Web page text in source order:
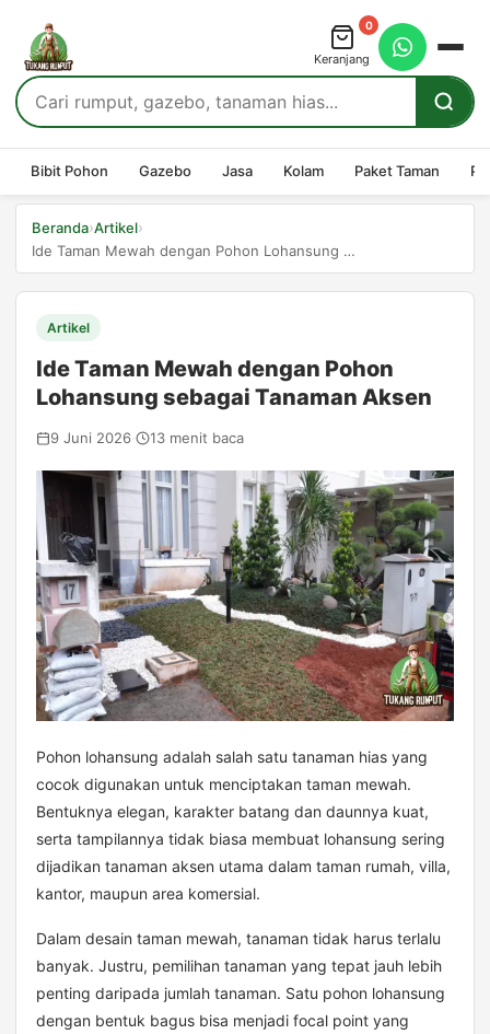
0
Keranjang
Bibit Pohon Gazebo Jasa Kolam Paket Taman
Beranda›Artikel›
Ide Taman Mewah dengan Pohon Lohansung sebagai Tanaman...
Artikel
Ide Taman Mewah dengan Pohon
Lohansung sebagai Tanaman Aksen
9 Juni 2026· 13 menit baca
Pohon lohansung adalah salah satu tanaman hias yang
cocok digunakan untuk menciptakan taman mewah.
Bentuknya elegan, karakter batang dan daunnya kuat,
serta tampilannya tidak biasa membuat lohansung sering
dijadikan tanaman aksen utama dalam taman rumah, villa,
kantor, maupun area komersial.
Dalam desain taman mewah, tanaman tidak harus terlalu
banyak. Justru, pemilihan tanaman yang tepat jauh lebih
penting daripada jumlah tanaman. Satu pohon lohansung
dengan bentuk bagus bisa menjadi focal point yang